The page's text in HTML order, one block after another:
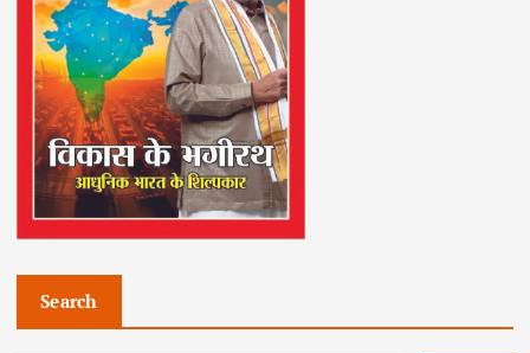
Search